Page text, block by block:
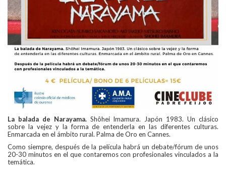
La balada de Narayama.Shôhei Imamura. Japón 1983. Un clásico
sobre la vejez y la forma de entenderla en las diferentes culturas.
Enmarcada en el ámbito rural. Palma de Oro en Cannes.
Como siempre, después de la película habrá un debate/fórum de unos
20-30 minutos en el que contaremos con profesionales vinculados a la
temática.